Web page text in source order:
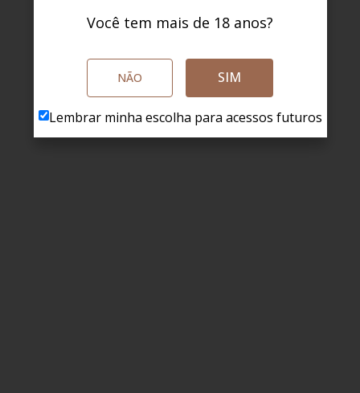
Você tem mais de 18 anos?
NÃO SIM
Lembrar minha escolha para acessos futuros